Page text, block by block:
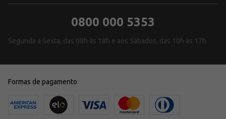
0800 000 5353
Segunda a Sexta, das 08h às 18h e aos Sábados, das 10h às 17h
Formas de pagamento